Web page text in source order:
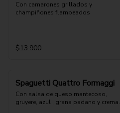
Con camarones grillados y
champiñones flambeados
$13.900
Spaguetti Quattro Formaggi
Con salsa de queso mantecoso,
gruyere, azul , grana padano y crema.